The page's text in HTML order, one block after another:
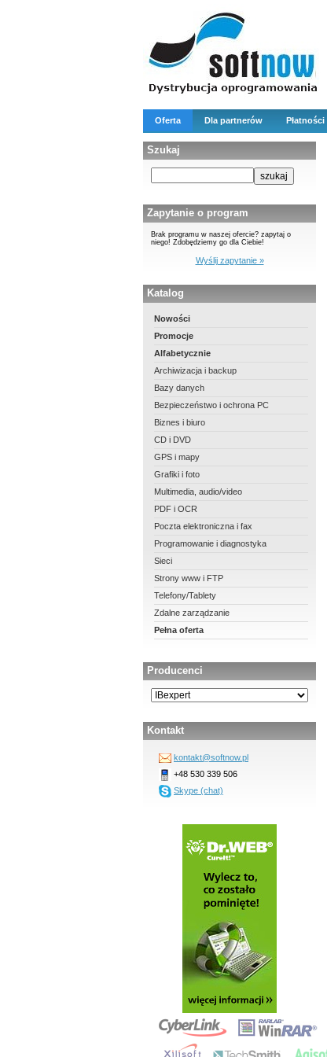
Oferta Dla partnerów Płatności
Szukaj
Zapytanie o program
Brak programu w naszej ofercie? zapytaj o
niego! Zdobędziemy go dla Ciebie!
Wyślij zapytanie »
Katalog
Nowości
Promocje
Alfabetycznie
Archiwizacja i backup
Bazy danych
Bezpieczeństwo i ochrona PC
Biznes i biuro
CD i DVD
GPS i mapy
Grafiki i foto
Multimedia, audio/video
PDF i OCR
Poczta elektroniczna i fax
Programowanie i diagnostyka
Sieci
Strony www i FTP
Telefony/Tablety
Zdalne zarządzanie
Pełna oferta
Producenci
Kontakt
kontakt@softnow.pl
+48 530 339 506
Skype (chat)